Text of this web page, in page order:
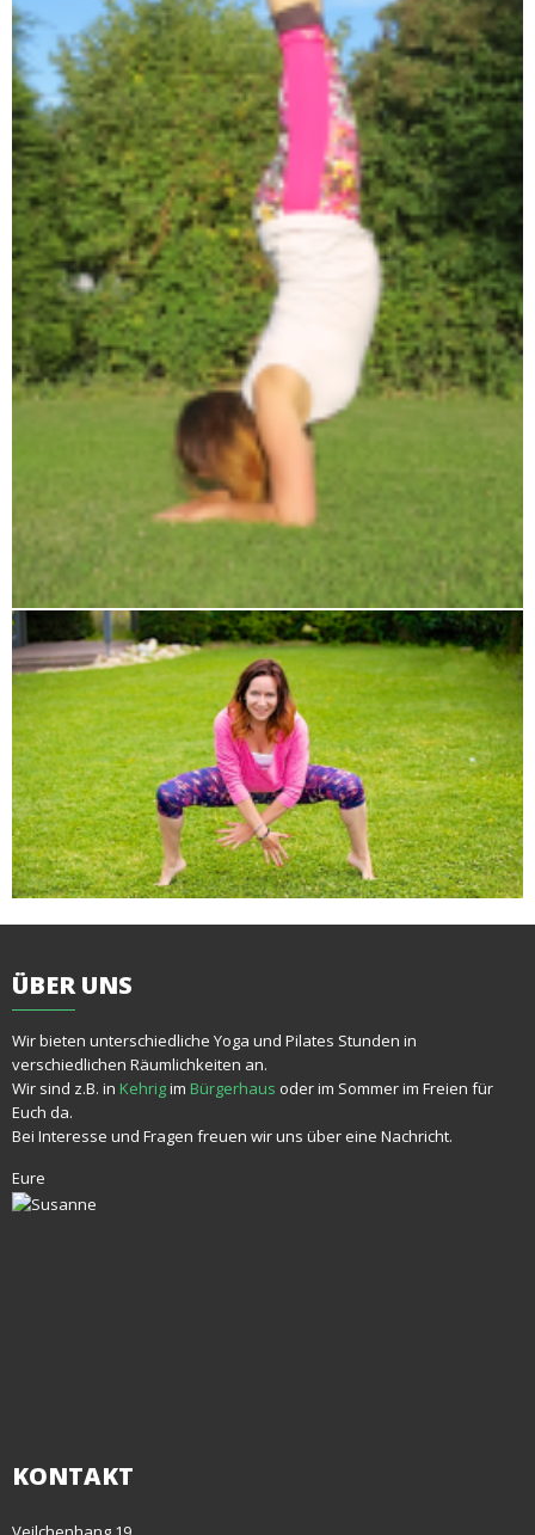
ÜBERUNS
Wir bieten unterschiedliche Yoga und Pilates Stunden in
verschiedlichen Räumlichkeiten an.
Wir sind z.B. in Kehrigim Bürgerhaus oder im Sommer im Freien für
Euch da.
Bei Interesse und Fragen freuen wir uns über eine Nachricht.
Eure
KONTAKT